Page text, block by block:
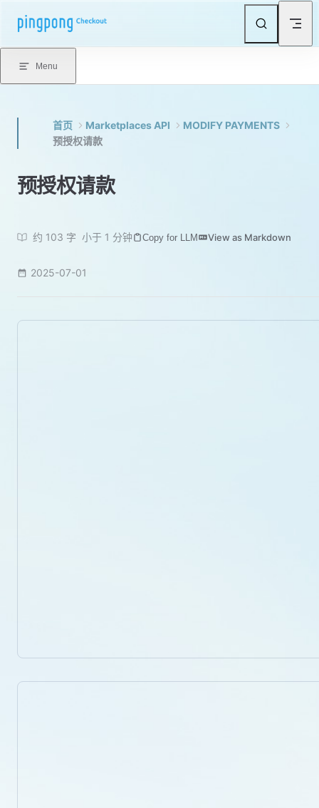
Skip to content
Menu
首页 Marketplaces API
MODIFY PAYMENTS
预授权请款
预授权请款
约 103 字 小于 1 分钟 Copy for LLM View as Markdown
2025-07-01